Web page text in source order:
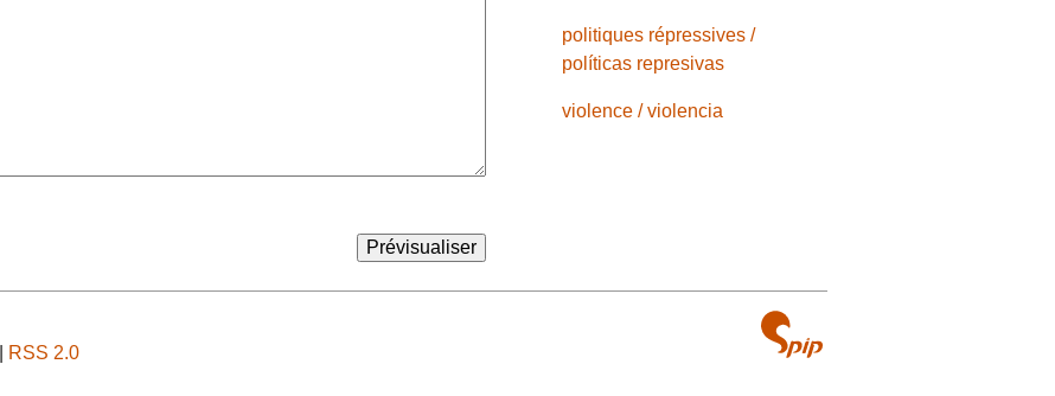
politiques répressives /
políticas represivas
violence / violencia
RSS 2.0